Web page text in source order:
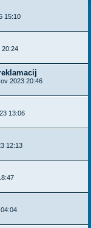
15:10
20:24
2023 20:46
13:06
12:13